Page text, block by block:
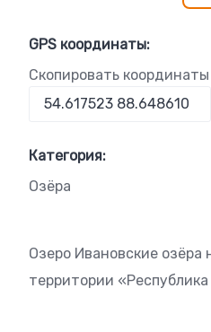
GPS координаты:
Скопировать
Категория:
Озёра
Озеро Ивановские озёра
территории